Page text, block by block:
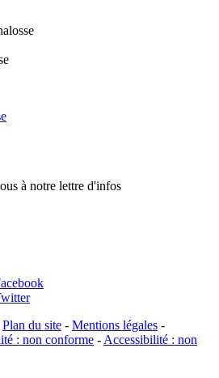
à notre lettre d'infos
Plan du site - Mentions légales -
: non conforme - Accessibilité : non